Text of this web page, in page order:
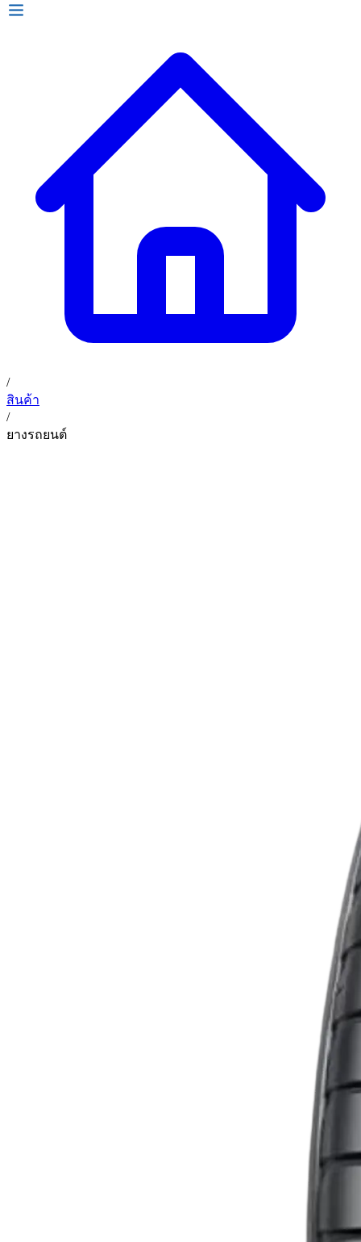
การรับประกันสินค้า
ข่าวสารและโปรโมชั่น
ติดต่อเรา
TH
02 393 3356
ก. เจริญยางยนต์ (บริษัท มิ้งค์ แอนด์ ซีน จำกัด) 2275 ถ.สุขุมวิท
(ระหว่างซอยสุขุมวิท 89/1 - 91) แขวงบางจาก เขตพระโขนง
กรุงเทพมหานคร 10260
ก. เจริญค็อกพิท
อุดมสุข 28 ถนนอุดมสุข แขวงบางนาเหนือ เขตบางนา
/
สินค้า
/
ยางรถยนต์